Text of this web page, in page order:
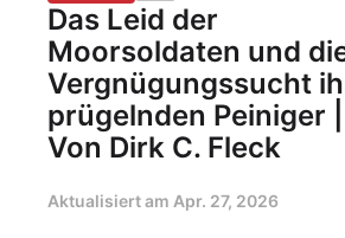
Das Leid der
Moorsoldaten und
Vergnügungssucht
prügelnden Peiniger |
Von Dirk C. Fleck
Aktualisiert am Apr. 27, 2026